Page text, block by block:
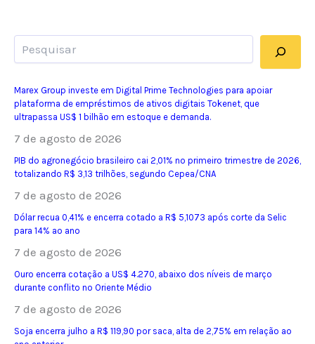
Marex Group investe em Digital Prime Technologies para apoiar
plataforma de empréstimos de ativos digitais Tokenet, que
ultrapassa US$ 1 bilhão em estoque e demanda.
7 de agosto de 2026
PIB do agronegócio brasileiro cai 2,01% no primeiro trimestre de 2026,
totalizando R$ 3,13 trilhões, segundo Cepea/CNA
7 de agosto de 2026
Dólar recua 0,41% e encerra cotado a R$ 5,1073 após corte da Selic
para 14% ao ano
7 de agosto de 2026
Ouro encerra cotação a US$ 4.270, abaixo dos níveis de março
durante conflito no Oriente Médio
7 de agosto de 2026
Soja encerra julho a R$ 119,90 por saca, alta de 2,75% em relação ao